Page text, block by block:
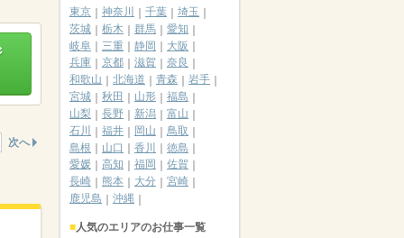
次へ
東京
神奈川 千葉
埼玉
茨城
栃木 群馬
愛知
岐阜
三重 静岡
大阪
兵庫
京都 滋賀
奈良
和歌山
北海道 青森
岩手
宮城
秋田 山形
福島
山梨
長野 新潟
富山
石川
福井 岡山
鳥取
島根
山口 香川
徳島
愛媛
高知 福岡
佐賀
長崎
熊本 大分
宮崎
鹿児島
沖縄
人気のエリアのお仕事一覧